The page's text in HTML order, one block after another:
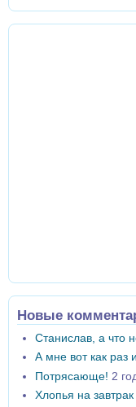
Новые
Станислав, а что
А мне вот как раз
Потрясающе! 2
Хлопья на завтрак